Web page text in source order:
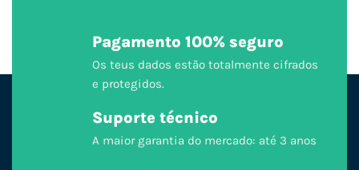
Pagamento 100% seguro
Os teus dados estão totalmente cifrados
e protegidos.
Suporte técnico
A maior garantia do mercado: até 3 anos